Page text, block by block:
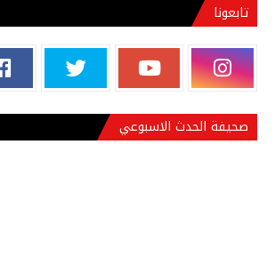
تابعونا
صحيفة الحدث الاسبوعي